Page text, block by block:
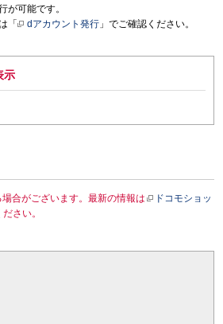
が可能です。
「
dアカウント発行 」でご確認ください。
示
合がございます。最新の情報は
ドコモショッ
さい。